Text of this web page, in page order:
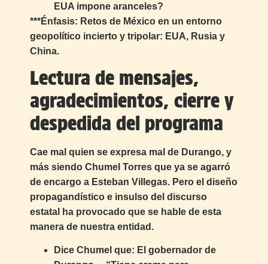
EUA impone aranceles?
***Énfasis: Retos de México en un entorno
geopolítico incierto y tripolar: EUA, Rusia y
China.
Lectura de mensajes,
agradecimientos, cierre y
despedida del programa
Cae mal quien se expresa mal de Durango, y
más siendo Chumel Torres que ya se agarró
de encargo a Esteban Villegas. Pero el diseño
propagandístico e insulso del discurso
estatal ha provocado que se hable de esta
manera de nuestra entidad.
Dice Chumel que: El gobernador de